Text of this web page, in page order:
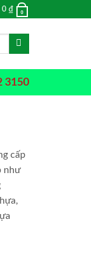
0 ₫ 0
3150
cấp
như